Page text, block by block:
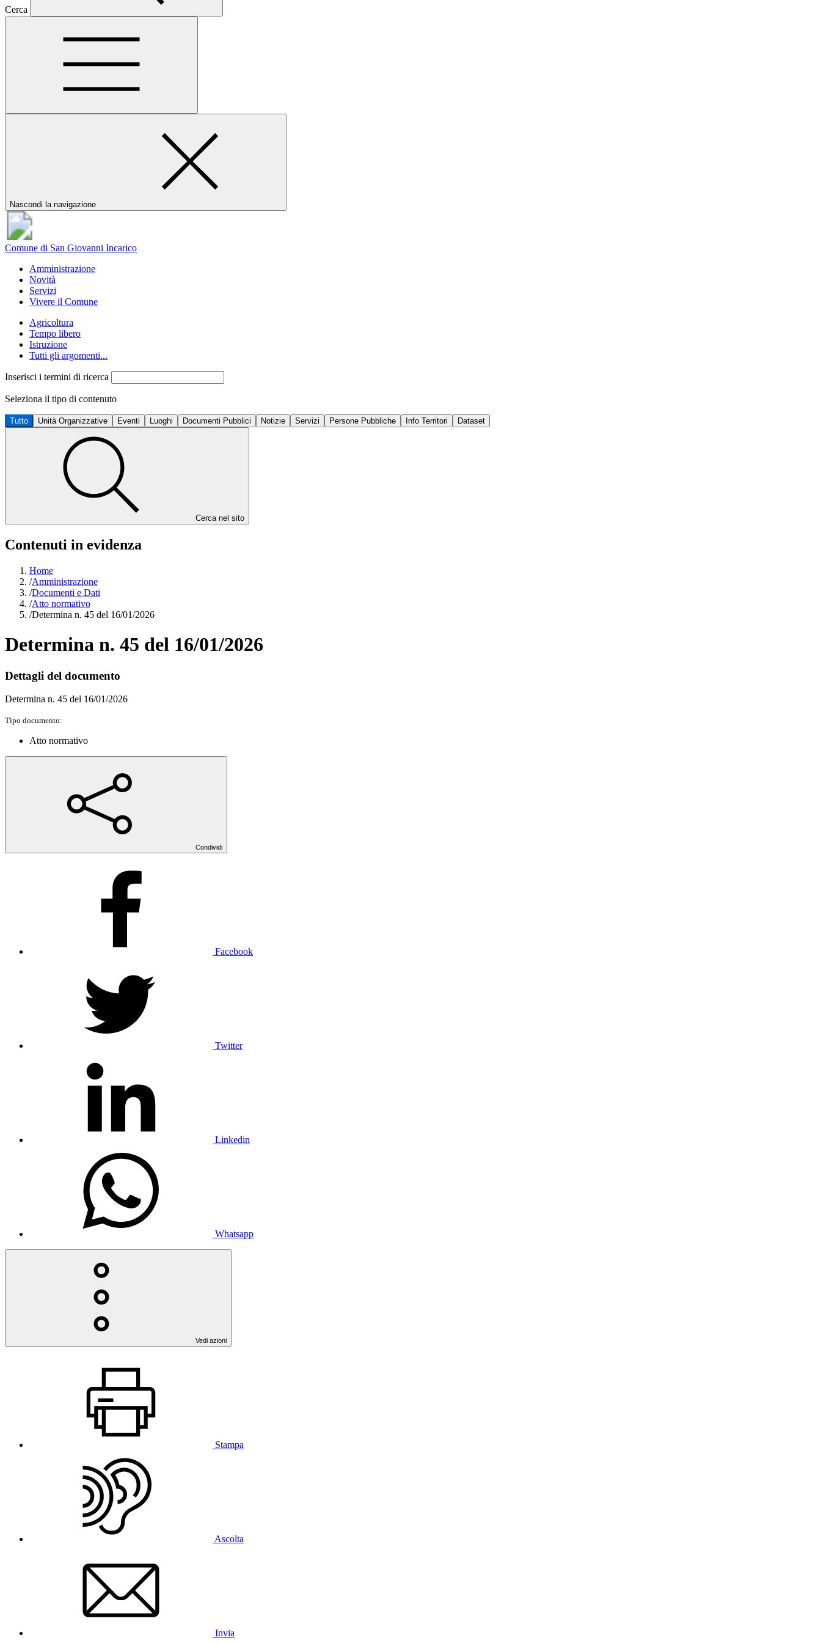
Cerca
Nascondi la navigazione
Comune di San Giovanni Incarico
Amministrazione
Novità
Servizi
Vivere il Comune
Agricoltura
Tempo libero
Istruzione
Tutti gli argomenti...
Inserisci i termini di ricerca
Seleziona il tipo di contenuto
Tutto Unità Organizzative Eventi Luoghi Documenti Pubblici Notizie Servizi Persone Pubbliche Info Territori Dataset
Cerca nel sito
Contenuti in evidenza
Home
/Amministrazione
/Documenti e Dati
/Atto normativo
/Determina n. 45 del 16/01/2026
Determina n. 45 del 16/01/2026
Dettagli del documento
Determina n. 45 del 16/01/2026
Tipo documento:
Atto normativo
Condividi
Facebook
Twitter
Linkedin
Whatsapp
Vedi azioni
Stampa
Ascolta
Invia